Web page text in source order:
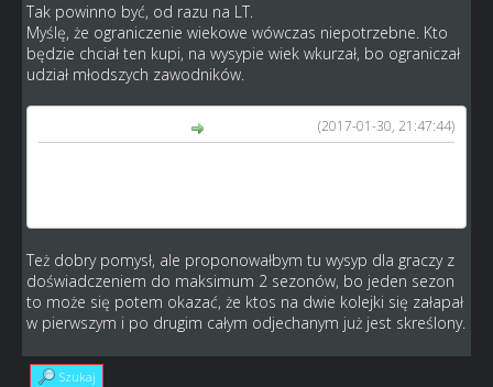
Tak powinno być, od razu na LT.
Myślę, że ograniczenie wiekowe wówczas niepotrzebne. Kto
będzie chciał ten kupi, na wysypie wiek wkurzał, bo ograniczał
udział młodszych zawodników.
(2017-01-30, 21:47:44)
Też dobry pomysł, ale proponowałbym tu wysyp dla graczy z
doświadczeniem do maksimum 2 sezonów, bo jeden sezon
to może się potem okazać, że ktos na dwie kolejki się załapał
w pierwszym i po drugim całym odjechanym już jest skreślony.
Szukaj